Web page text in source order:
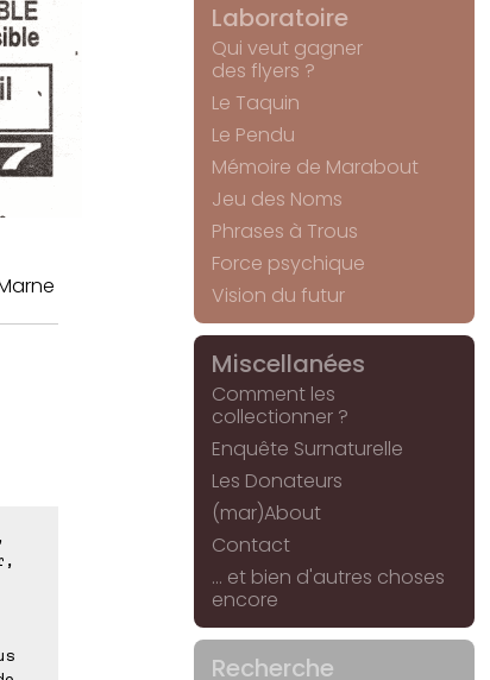
Laboratoire
Qui veut gagner
des flyers ?
Le Taquin
Le Pendu
Mémoire de Marabout
Jeu des Noms
Phrases à Trous
Force psychique
Vision du futur
Miscellanées
Comment les
collectionner ?
Enquête Surnaturelle
Les Donateurs
(mar)About
Contact
... et bien d'autres choses
encore
Recherche